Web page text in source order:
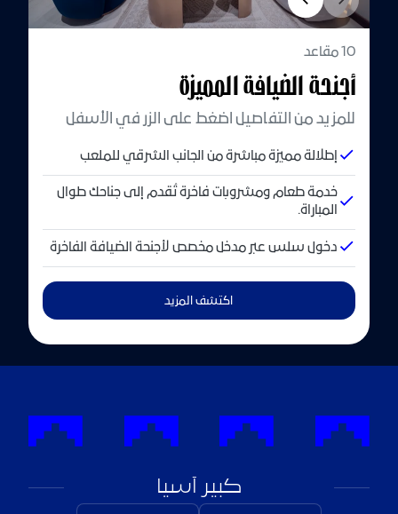
10 مقاعد
أجنحة الضيافة المميزة
للمزيد من التفاصيل اضغط على الزر في الأسفل
إطلالة مميزة مباشرة من الجانب الشرقي للملعب
خدمة طعام ومشروبات فاخرة تُقدم إلى جناحك طوال
المباراة.
دخول سلس عبر مدخل مخصص لأجنحة الضيافة الفاخرة
اكتشف المزيد
كبير آسيا